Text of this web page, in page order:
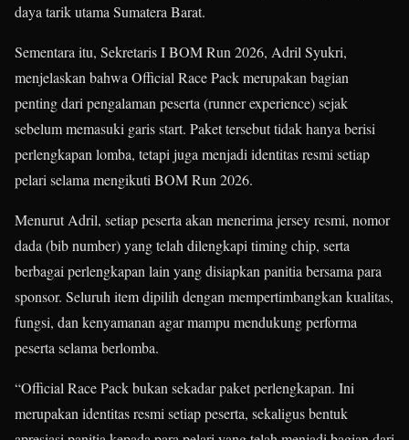
daya tarik utama Sumatera Barat.
Sementara itu, Sekretaris I BOM Run 2026, Adril Syukri,
menjelaskan bahwa Official Race Pack merupakan bagian
penting dari pengalaman peserta (runner experience) sejak
sebelum memasuki garis start. Paket tersebut tidak hanya berisi
perlengkapan lomba, tetapi juga menjadi identitas resmi setiap
pelari selama mengikuti BOM Run 2026.
Menurut Adril, setiap peserta akan menerima jersey resmi, nomor
dada (bib number) yang telah dilengkapi timing chip, serta
berbagai perlengkapan lain yang disiapkan panitia bersama para
sponsor. Seluruh item dipilih dengan mempertimbangkan kualitas,
fungsi, dan kenyamanan agar mampu mendukung performa
peserta selama berlomba.
“Official Race Pack bukan sekadar paket perlengkapan. Ini
merupakan identitas resmi setiap peserta, sekaligus bentuk